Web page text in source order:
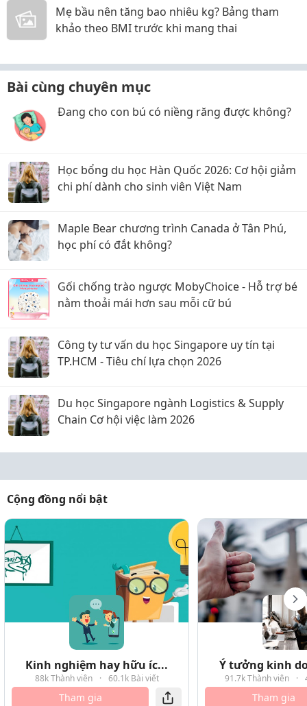
Mẹ bầu nên tăng bao nhiêu kg? Bảng tham
khảo theo BMI trước khi mang thai
Bài cùng chuyên mục
Đang cho con bú có niềng răng được không?
Học bổng du học Hàn Quốc 2026: Cơ hội giảm
chi phí dành cho sinh viên Việt Nam
Maple Bear chương trình Canada ở Tân Phú,
học phí có đắt không?
Gối chống trào ngược MobyChoice - Hỗ trợ bé
nằm thoải mái hơn sau mỗi cữ bú
Công ty tư vấn du học Singapore uy tín tại
TP.HCM - Tiêu chí lựa chọn 2026
Du học Singapore ngành Logistics & Supply
Chain Cơ hội việc làm 2026
Cộng đồng nổi bật
Kinh nghiệm hay hữu íc...
88k Thành viên · 60.1k Bài viết
Tham gia
Ý tưởng kinh
91.7k Thành viên ·
Tham gia